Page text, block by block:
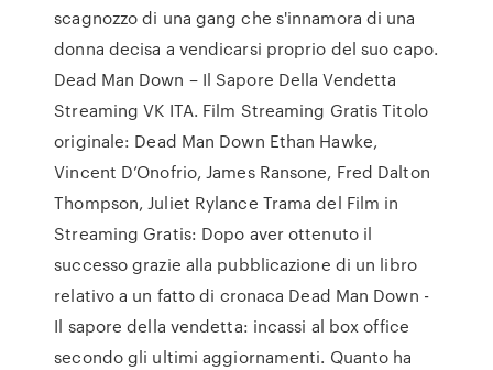
scagnozzo di una gang che s'innamora di una
donna decisa a vendicarsi proprio del suo capo.
Dead Man Down – Il Sapore Della Vendetta
Streaming VK ITA. Film Streaming Gratis Titolo
originale: Dead Man Down Ethan Hawke,
Vincent D’Onofrio, James Ransone, Fred Dalton
Thompson, Juliet Rylance Trama del Film in
Streaming Gratis: Dopo aver ottenuto il
successo grazie alla pubblicazione di un libro
relativo a un fatto di cronaca Dead Man Down -
Il sapore della vendetta: incassi al box office
secondo gli ultimi aggiornamenti. Quanto ha